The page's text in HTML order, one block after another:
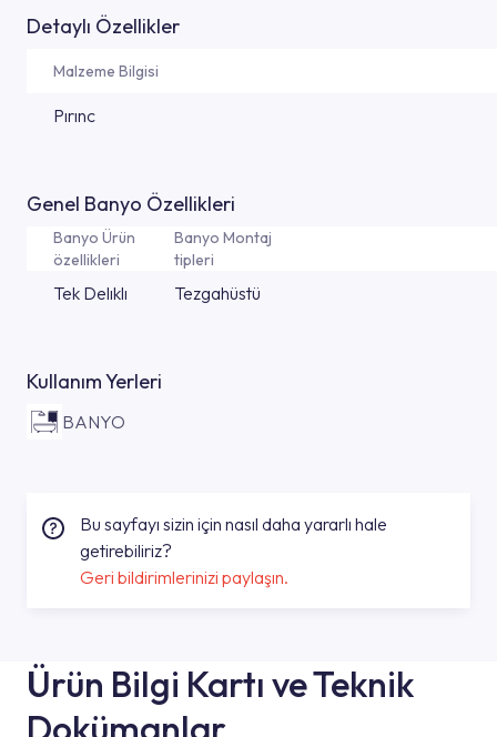
Detaylı Özellikler
Malzeme Bilgisi
Pırınc
Genel Banyo Özellikleri
Banyo Ürün
özellikleri
Banyo Montaj
tipleri
Tek Delıklı Tezgahüstü
Kullanım Yerleri
BANYO
Bu sayfayı sizin için nasıl daha yararlı hale
getirebiliriz?
Geri bildirimlerinizi paylaşın.
Ürün Bilgi Kartı ve Teknik
Dokümanlar